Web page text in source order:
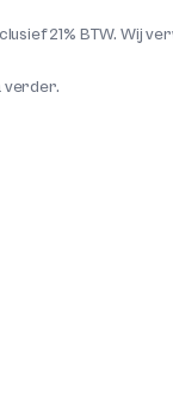
21% BTW. Wij
verder.